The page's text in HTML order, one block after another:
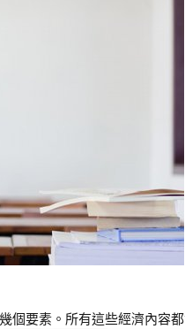
個要素。所有這些經濟內